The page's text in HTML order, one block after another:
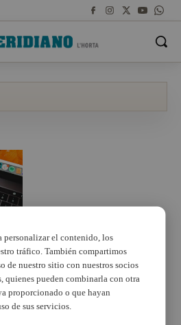
personalizar el contenido, los
tráfico. También compartimos
de nuestro sitio con nuestros socios
quienes pueden combinarla con otra
proporcionado o que hayan
de sus servicios.